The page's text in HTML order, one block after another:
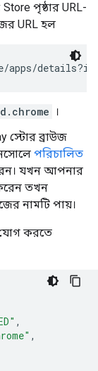
পৃষ্ঠার URL-
URL হল
।
স্টোর ব্রাউজ
পরিচালিত
যখন আপনার
তখন
নামটি পায়।
করতে
,
,